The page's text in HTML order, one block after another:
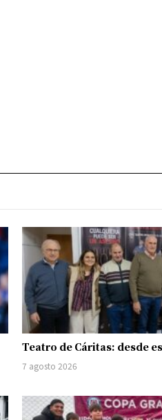
Teatro de Cáritas: desde
7 agosto 2026